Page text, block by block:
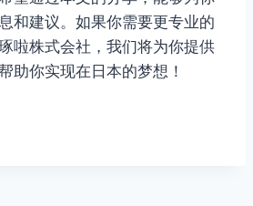
和建议。如果你需要更专业的
啦株式会社，我们将为你提供
助你实现在日本的梦想！